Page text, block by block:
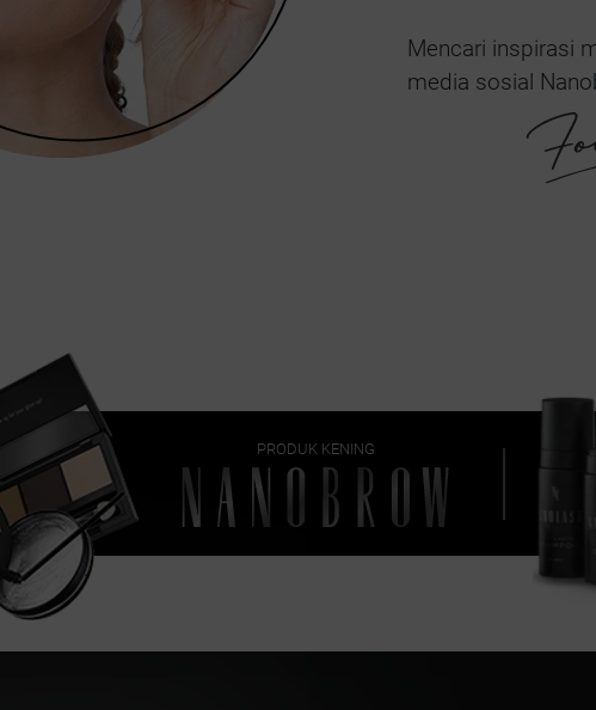
Mencari inspirasi
media sosial
PRODUK KENING